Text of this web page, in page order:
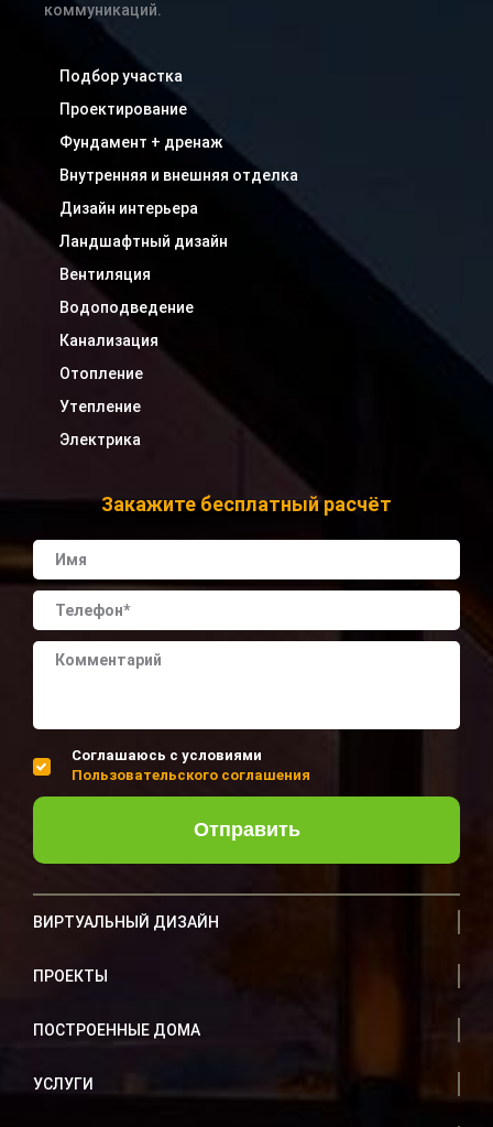
коммуникаций.
Подбор участка
Проектирование
Фундамент + дренаж
Внутренняя и внешняя отделка
Дизайн интерьера
Ландшафтный дизайн
Вентиляция
Водоподведение
Канализация
Отопление
Утепление
Электрика
Закажите бесплатный расчёт
Соглашаюсь с условиями
Пользовательского соглашения
Отправить
ВИРТУАЛЬНЫЙ ДИЗАЙН
ПРОЕКТЫ
ПОСТРОЕННЫЕ ДОМА
УСЛУГИ